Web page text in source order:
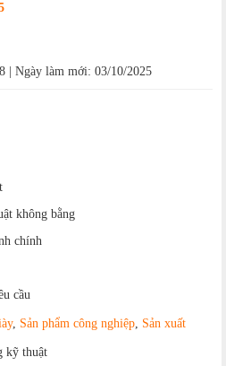
Ngày làm mới: 03/10/2025
không bằng
chính
cầu
, Sản phẩm công nghiệp, Sản xuất
kỹ thuật